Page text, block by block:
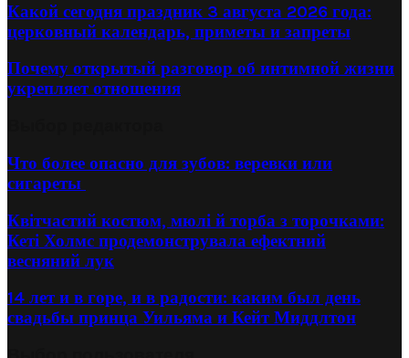
Какой сегодня праздник 3 августа 2026 года:
церковный календарь, приметы и запреты
Почему открытый разговор об интимной жизни
укрепляет отношения
Что более опасно для зубов: веревки или
сигареты
Квітчастий костюм, мюлі й торба з торочками:
Кеті Холмс продемонструвала ефектний
весняний лук
14 лет и в горе, и в радости: каким был день
свадьбы принца Уильяма и Кейт Миддлтон